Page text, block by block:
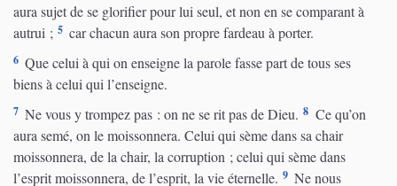
aura sujet de se glorifier pour lui seul, et non en se comparant à
autrui ; 5 car chacun aura son propre fardeau à porter.
6 Que celui à qui on enseigne la parole fasse part de tous ses
biens à celui qui l’enseigne.
7 Ne vous y trompez pas : on ne se rit pas de Dieu. 8 Ce qu’on
aura semé, on le moissonnera. Celui qui sème dans sa chair
moissonnera, de la chair, la corruption ; celui qui sème dans
l’esprit moissonnera, de l’esprit, la vie éternelle. 9 Ne nous